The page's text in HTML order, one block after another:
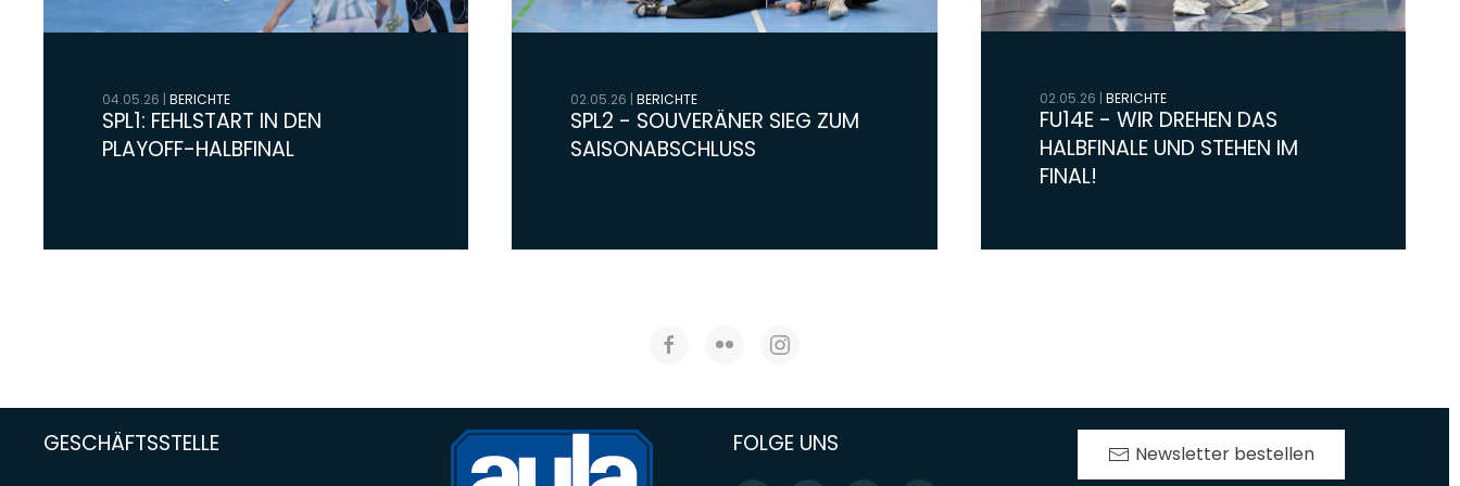
04.05.26 | BERICHTE
SPL1: FEHLSTART IN DEN
PLAYOFF-HALBFINAL
02.05.26 |BERICHTE
SPL2 - SOUVERÄNER SIEG ZUM
SAISONABSCHLUSS
02.05.26 | BERICHTE
FU14E - WIR DREHEN DAS
HALBFINALE UND STEHEN IM
FINAL!
GESCHÄFTSSTELLE FOLGE UNS Newsletter bestellen